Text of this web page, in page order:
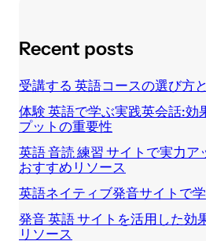
Recent posts
受講する 英語コースの選び方
体験 英語で学ぶ実践英会話:効
プットの重要性
英語 音読 練習 サイトで実力ア
おすすめリソース
英語ネイティブ発音サイトで
発音 英語 サイトを活用した効
リソース